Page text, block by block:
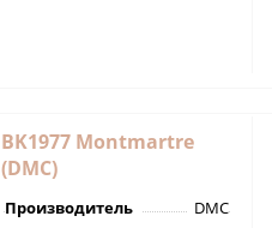
BK1977 Montmartre
(DMC)
Производитель
DMC